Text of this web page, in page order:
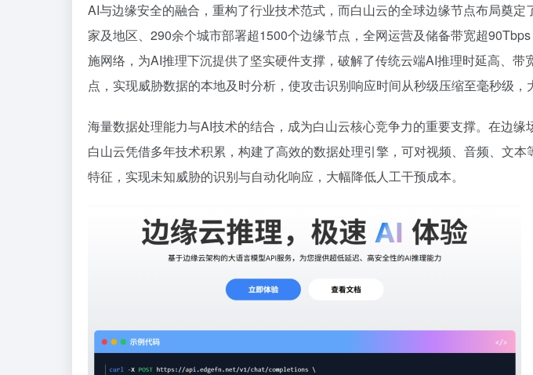
AI与边缘安全的融合，重构了行业技术范式，而白山云的全球边缘节点布局奠
家及地区、290余个城市部署超1500个边缘节点， 全网运营及储备带宽超
施网络，为AI推理下沉提供了坚实硬件支撑，破解了传统云端AI推理时延高、
点，实现威胁数据的本地及时分析，使攻击识别响应时间从秒级压缩至毫秒级，
海量数据处理能力与AI技术的结合，成为白山云核心竞争力的重要支撑。在边
白山云凭借多年技术积累，构建了高效的数据处理引擎，可对视频、音频、文
特征，实现未知威胁的识别与自动化响应，大幅降低人工干预成本。